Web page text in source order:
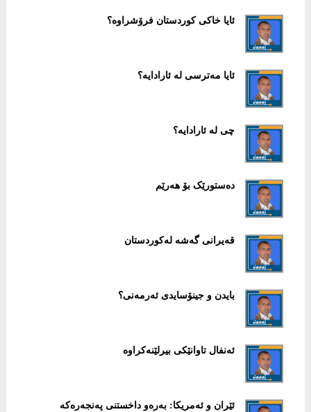
ئایا خاکی کوردستان فرۆشراوە؟
ئایا مەترسی لە ئارادایە؟
چی لە ئارادایە؟
دەستورێک بۆ ھەرێم
قەیرانی گەشە لەکوردستان
بایدن و جینۆسایدی ئەرمەنی؟
ئەنفال تاوانێکی بیرلێنەکراوە
ئێران و ئەمریکا: بەرەو داخستنی پەنجەرەکە